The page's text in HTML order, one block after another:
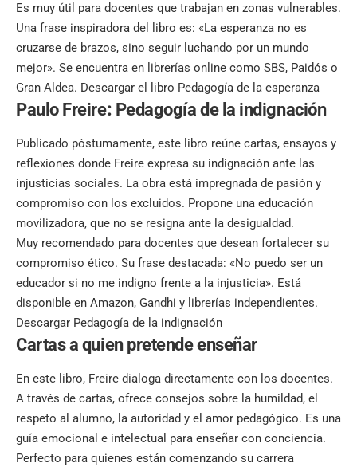
Es muy útil para docentes que trabajan en zonas vulnerables.
Una frase inspiradora del libro es: «La esperanza no es
cruzarse de brazos, sino seguir luchando por un mundo
mejor». Se encuentra en librerías online como SBS, Paidós o
Gran Aldea. Descargar el libro Pedagogía de la esperanza
Paulo Freire: Pedagogía de la indignación
Publicado póstumamente, este libro reúne cartas, ensayos y
reflexiones donde Freire expresa su indignación ante las
injusticias sociales. La obra está impregnada de pasión y
compromiso con los excluidos. Propone una educación
movilizadora, que no se resigna ante la desigualdad.
Muy recomendado para docentes que desean fortalecer su
compromiso ético. Su frase destacada: «No puedo ser un
educador si no me indigno frente a la injusticia». Está
disponible en Amazon, Gandhi y librerías independientes.
Descargar Pedagogía de la indignación
Cartas a quien pretende enseñar
En este libro, Freire dialoga directamente con los docentes.
A través de cartas, ofrece consejos sobre la humildad, el
respeto al alumno, la autoridad y el amor pedagógico. Es una
guía emocional e intelectual para enseñar con conciencia.
Perfecto para quienes están comenzando su carrera